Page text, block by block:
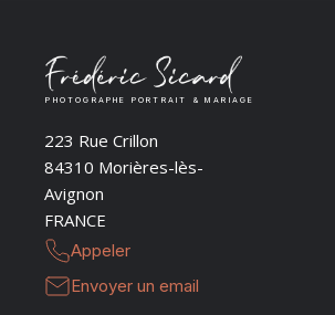
PHOTOGRAPHE PORTRAIT & MARIAGE
223 Rue Crillon
84310 Morières-lès-
Avignon
FRANCE
Appeler
Envoyer un email